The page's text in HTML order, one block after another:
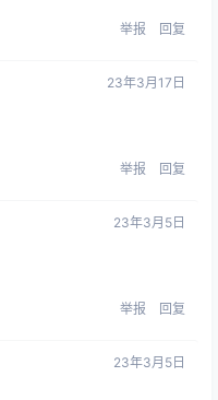
举报 回复
23年3月17日
举报 回复
23年3月5日
举报 回复
23年3月5日